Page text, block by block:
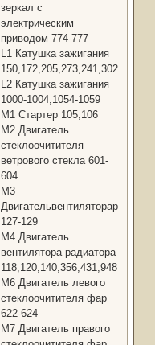
зеркал с
электрическим
приводом 774-777
L1 Катушка зажигания
150,172,205,273,241,302,361
L2 Катушка зажигания
1000-1004,1054-1059
М1 Стартер 105,106
М2 Двигатель
стеклоочитителя
ветрового стекла 601-
604
М3
127-129
М4 Двигатель
вентилятора радиатора
М6 Двигатель левого
стеклоочитителя фар
622-624
М7 Двигатель правого